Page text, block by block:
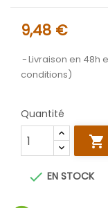
9,48 €
Livraison en 48h
conditions)
Quantité

 EN STOCK